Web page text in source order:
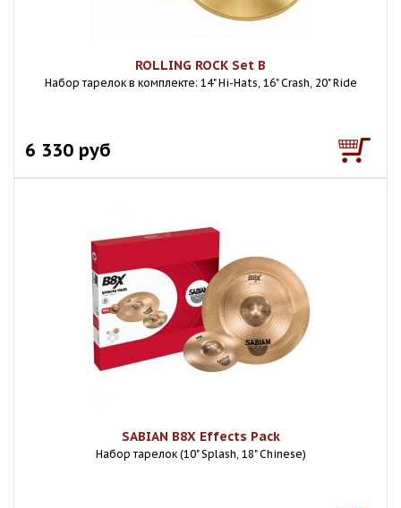
ROLLING ROCK Set B
Набор тарелок в комплекте: 14" Hi-Hats, 16" Crash, 20" Ride
6 330 руб
SABIAN B8X Effects Pack
Набор тарелок (10" Splash, 18" Chinese)